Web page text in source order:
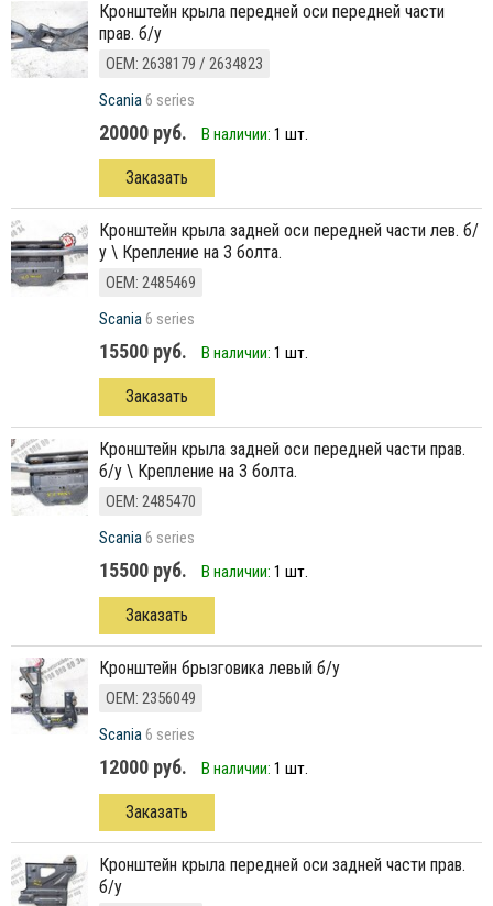
кронштейн крыла передней оси передней части
прав. б/у
ОЕМ: 2638179 / 2634823
Scania6 series
20000 руб. В наличии: 1 шт.
Заказать
кронштейн крыла задней оси передней части лев. б/
у \ Крепление на 3 болта.
ОЕМ: 2485469
Scania6 series
15500 руб. В наличии: 1 шт.
Заказать
кронштейн крыла задней оси передней части прав.
б/у \ Крепление на 3 болта.
ОЕМ: 2485470
Scania6 series
15500 руб. В наличии: 1 шт.
Заказать
Кронштейн брызговика левый б/у
ОЕМ: 2356049
Scania6 series
12000 руб. В наличии: 1 шт.
Заказать
кронштейн крыла передней оси задней части прав.
б/у